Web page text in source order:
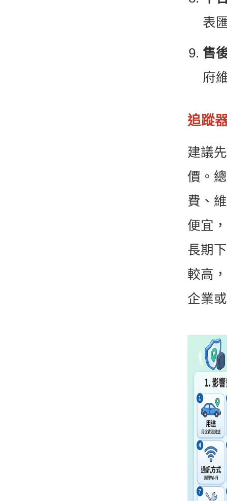
表
售
府
追蹤
建議
價。
費、
便宜
長期
較高
企業